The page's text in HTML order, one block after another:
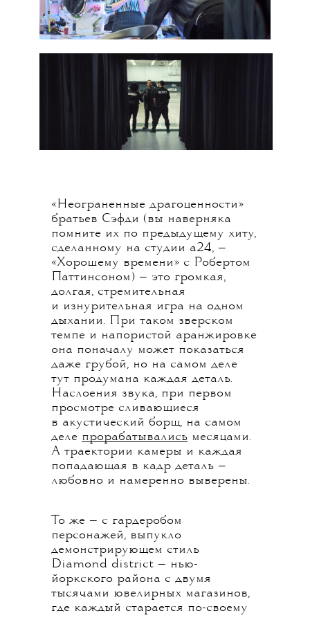
«Неограненные драгоценности»
братьев Сэфди (вы наверняка
помните их по предыдущему хиту,
сделанному на студии а24, —
«Хорошему времени» с Робертом
Паттинсоном) — это громкая,
долгая, стремительная
и изнурительная игра на одном
дыхании. При таком зверском
темпе и напористой аранжировке
она поначалу может показаться
даже грубой, но на самом деле
тут продумана каждая деталь.
Наслоения звука, при первом
просмотре сливающиеся
в акустический борщ, на самом
деле прорабатывались месяцами.
А траектории камеры и каждая
попадающая в кадр деталь —
любовно и намеренно выверены.
То же — с гардеробом
персонажей, выпукло
демонстрирующем стиль
Diamond district — нью-
йоркского района с двумя
тысячами ювелирных магазинов,
где каждый старается по-своему